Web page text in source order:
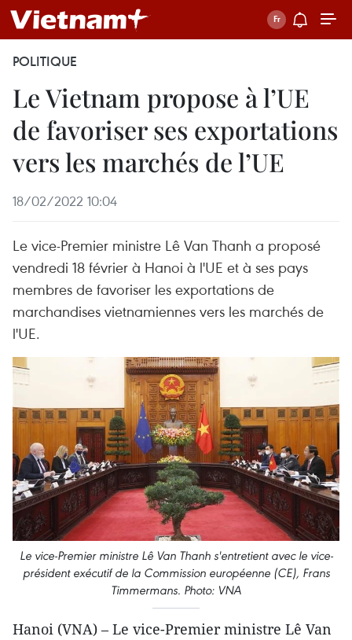
POLITIQUE
Le Vietnam propose à l’UE
de favoriser ses exportations
vers les marchés de l’UE
18/02/2022 10:04
Le vice-Premier ministre Lê Van Thanh a proposé
vendredi 18 février à Hanoi à l'UE et à ses pays
membres de favoriser les exportations de
marchandises vietnamiennes vers les marchés de
l'UE.
Le vice-Premier ministre Lê Van Thanh s'entretient avec le vice-
président exécutif de la Commission européenne (CE), Frans
Timmermans. Photo: VNA
Hanoi (VNA) – Le vice-Premier ministre Lê Van